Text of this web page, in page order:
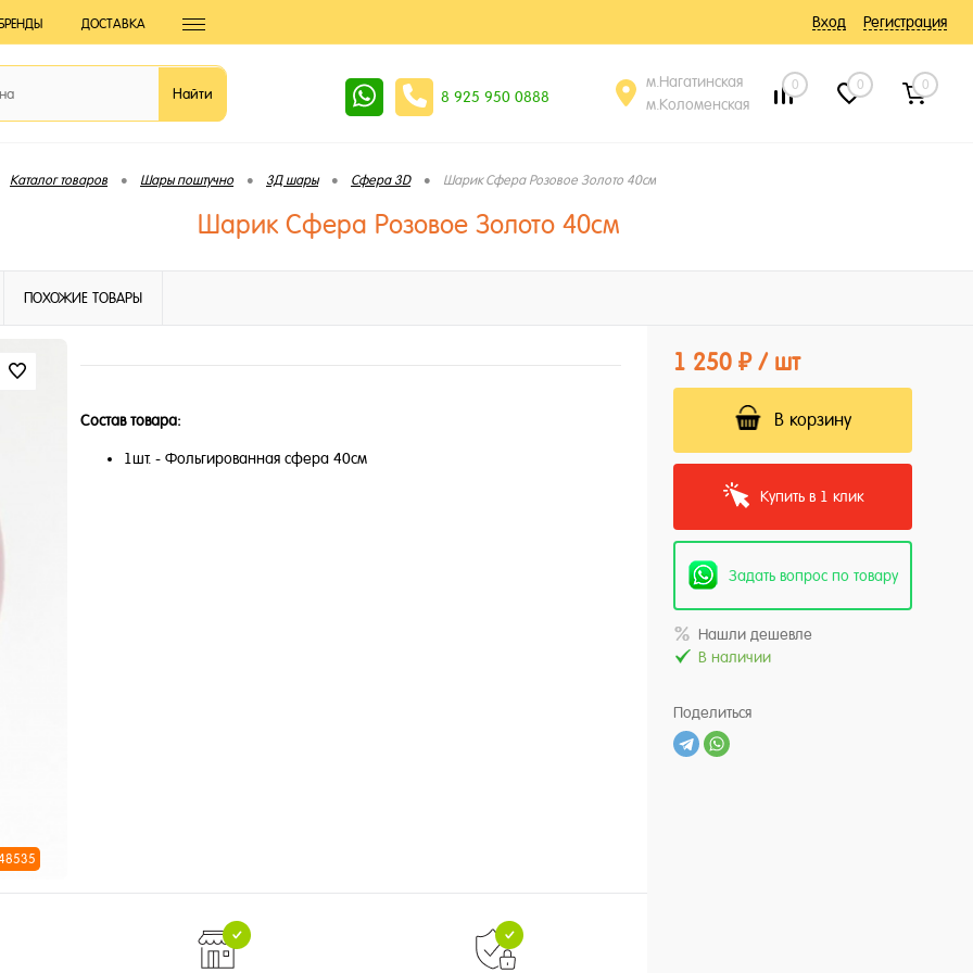
ДОСТАВКА Вход Регистрация
8 925 950 0888
м.Нагатинская
м.Коломенская
0 0 0
Каталог товаров • Шары поштучно • 3Д шары • Сфера 3D • Шарик Сфера Розовое Золото 40см
Шарик Сфера Розовое Золото 40см
ПОХОЖИЕ ТОВАРЫ
Состав товара:
1шт. - Фольгированная сфера 40см
1 250 ₽ / шт
В корзину
Купить в 1 клик
Задать вопрос по товару
Нашли дешевле
В наличии
Поделиться